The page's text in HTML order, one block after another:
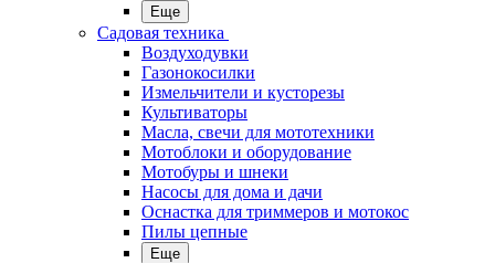
Еще
Садовая техника
Воздуходувки
Газонокосилки
Измельчители и кусторезы
Культиваторы
Масла, свечи для мототехники
Мотоблоки и оборудование
Мотобуры и шнеки
Насосы для дома и дачи
Оснастка для триммеров и мотокос
Пилы цепные
Еще